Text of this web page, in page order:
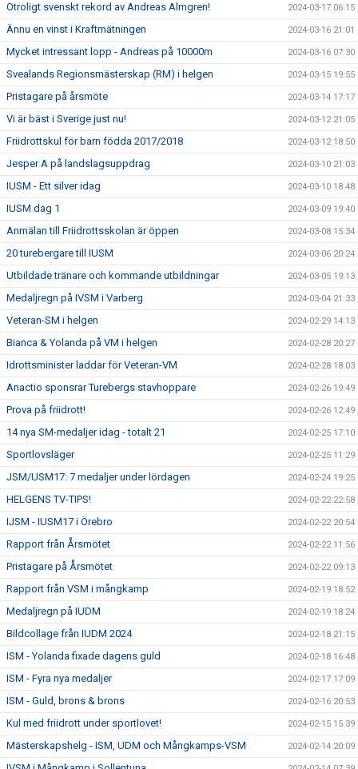
Otroligt svenskt rekord av Andreas Almgren! 2024-03-17 06:15
Ännu en vinst i Kraftmätningen 2024-03-16 21:01
Mycket intressant lopp - Andreas på 10000m 2024-03-16 07:30
Svealands Regionsmästerskap (RM) i helgen 2024-03-15 19:55
Pristagare på årsmöte 2024-03-14 17:17
Vi är bäst i Sverige just nu! 2024-03-12 21:05
Friidrottskul för barn födda 2017/2018 2024-03-12 18:50
Jesper A på landslagsuppdrag 2024-03-10 21:03
IUSM - Ett silver idag 2024-03-10 18:48
IUSM dag 1 2024-03-09 19:40
Anmälan till Friidrottsskolan är öppen 2024-03-08 15:34
20 turebergare till IUSM 2024-03-06 20:24
Utbildade tränare och kommande utbildningar 2024-03-05 19:13
Medaljregn på IVSM i Varberg 2024-03-04 21:33
Veteran-SM i helgen 2024-02-29 14:13
Bianca & Yolanda på VM i helgen 2024-02-28 20:27
Idrottsminister laddar för Veteran-VM 2024-02-28 18:03
Anactio sponsrar Turebergs stavhoppare 2024-02-26 19:49
Prova på friidrott! 2024-02-26 12:49
14 nya SM-medaljer idag - totalt 21 2024-02-25 17:10
Sportlovsläger 2024-02-25 11:29
JSM/USM17: 7 medaljer under lördagen 2024-02-24 19:25
HELGENS TV-TIPS! 2024-02-22 22:58
IJSM - IUSM17 i Örebro 2024-02-22 20:54
Rapport från Årsmötet 2024-02-22 11:56
Pristagare på Årsmötet 2024-02-22 09:13
Rapport från VSM i mångkamp 2024-02-19 18:52
Medaljregn på IUDM 2024-02-19 18:24
Bildcollage från IUDM 2024 2024-02-18 21:15
ISM - Yolanda fixade dagens guld 2024-02-18 16:48
ISM - Fyra nya medaljer 2024-02-17 17:09
ISM - Guld, brons & brons 2024-02-16 20:53
Kul med friidrott under sportlovet! 2024-02-15 15:39
Mästerskapshelg - ISM, UDM och Mångkamps-VSM 2024-02-14 20:09